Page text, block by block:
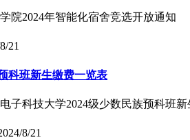
院2024年智能化宿舍竞选开放通知
21
科班新生缴费一览表
子科技大学2024级少数民族预科班
8/21